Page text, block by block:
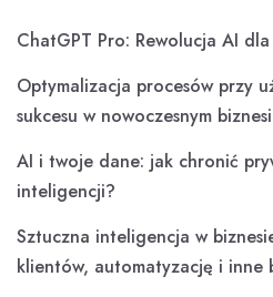
ChatGPT Pro: Rewolucja AI
Optymalizacja procesów przy
sukcesu w nowoczesnym
AI i twoje dane: jak chronić
inteligencji?
Sztuczna inteligencja w
klientów, automatyzację i inne